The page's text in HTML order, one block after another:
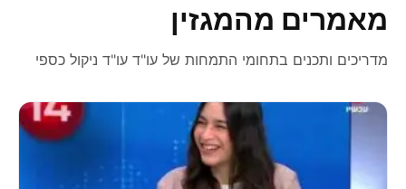
מאמרים מהמגזין
מדריכים ותכנים בתחומי התמחות של עו"ד עו"ד ניקול כספי